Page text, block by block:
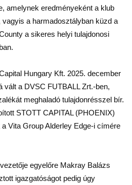
amelynek eredményeként a klub
vagyis a harmadosztályban küzd a
a sikeres helyi tulajdonosi
Hungary Kft. 2025. december
vált a DVSC FUTBALL Zrt.-ben,
meghaladó tulajdonrésszel bír.
STOTT CAPITAL (PHOENIX)
Vita Group Alderley Edge-i címére
egyelőre Makray Balázs
igazgatóságot pedig úgy